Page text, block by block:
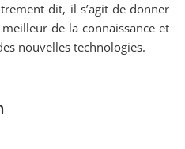
dit, il s’agit de donner
de la connaissance et
nouvelles technologies.